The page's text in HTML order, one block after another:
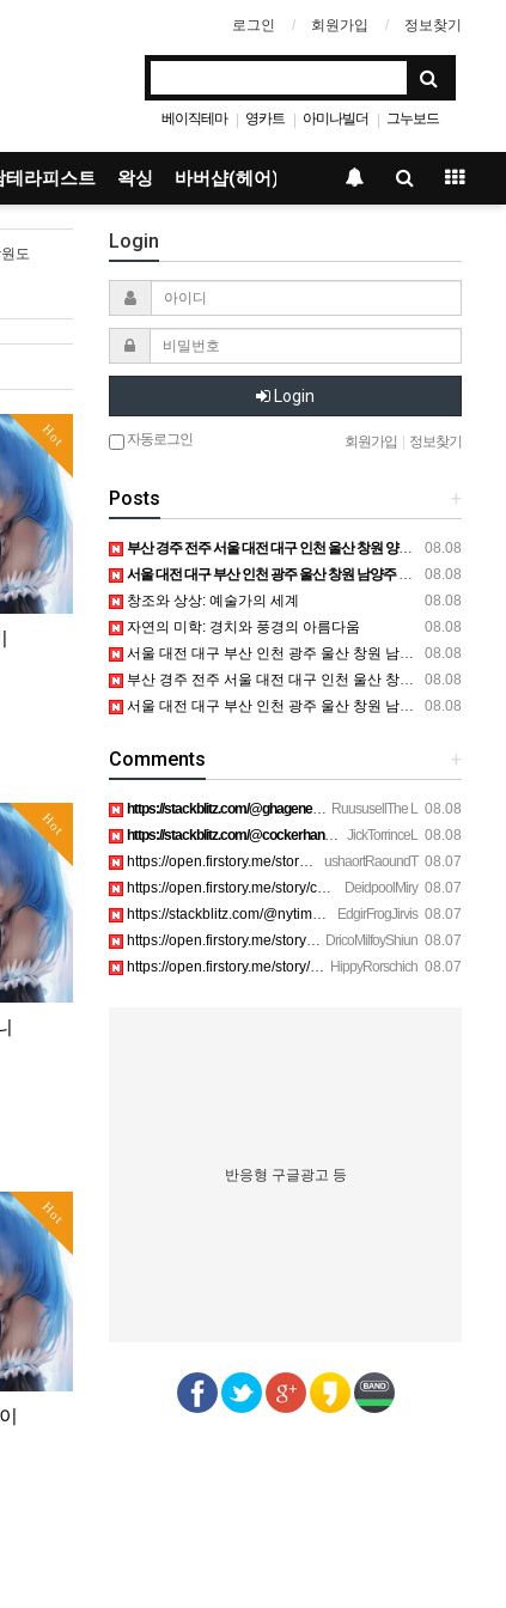
로그인 회원가입 정보찾기
베이직테마 | 영카트 | 아미나빌더 | 그누보드
테라피스트 왁싱 바버샵(헤어)
도
Hot
Hot
Hot
Login
Login
자동로그인 회원가입 정보찾기
+
Posts
08.08
부산 경주 전주 서울 대전 대구 인천 울산 창원 양산 포항 천안 평택 용인 고양 성남 수원 일수, 미용학원, 가족사진, 점집, 한복대여, 독학재수학원, 재회부적 정보
08.08
서울 대전 대구 부산 인천 광주 울산 창원 남양주 이혼전문변호사 정보
08.08
창조와 상상: 예술가의 세계
08.08
자연의 미학: 경치와 풍경의 아름다움
08.08
서울 대전 대구 부산 인천 광주 울산 창원 남양주 이혼전문변호사 정보
08.08
부산 경주 전주 서울 대전 대구 인천 울산 창원 양산 포항 천안 평택 용인 고양 성남 수원 일수, 미용학원, 가족사진, 점집, 한복대여, 독학재수학원, 재회부적 정보
08.08
서울 대전 대구 부산 인천 광주 울산 창원 남양주 이혼전문변호사 정보
+
Comments
RuususellThe L 08.08
https://stackblitz.com/@ghagenes74/collections/what-happens-…
JickTorrinceL 08.08
https://stackblitz.com/@cockerhanstartup/collections/help__-…
ushaortRaoundT 08.07
https://open.firstory.me/story/cmsip2pjw1a3701z6ftwa1gpl htt…
DeidpoolMiry 08.07
https://open.firstory.me/story/cmsiqku8m17ah01yqc4c6208e htt…
EdgirFrogJirvis 08.07
https://stackblitz.com/@nytimes/collections/how-to-turn-off-…
DricoMilfoyShiun 08.07
https://open.firstory.me/story/cmsiozsiy17o601yk4yp1bpeu htt…
HippyRorschich 08.07
https://open.firstory.me/story/cmsiqkyx2175p01xi1dox23a6 htt…
반응형 구글광고 등